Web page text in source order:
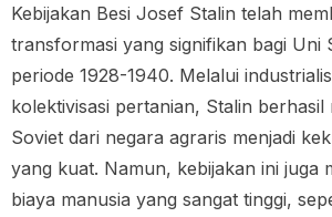
Kebijakan Besi Josef Stalin telah
transformasi yang signifikan bagi Uni
periode 1928-1940. Melalui
kolektivisasi pertanian, Stalin berhasil
Soviet dari negara agraris menjadi
yang kuat. Namun, kebijakan ini juga
biaya manusia yang sangat tinggi,